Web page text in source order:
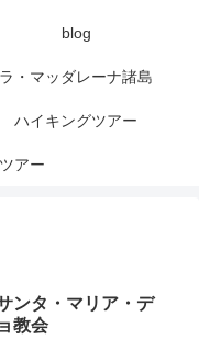
blog
ラ・マッダレーナ諸島
ハイキングツアー
アー
ンタ・マリア・デ
教会